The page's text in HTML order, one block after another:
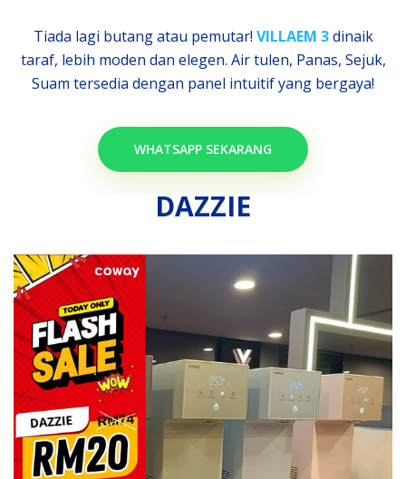
Tiada lagi butang atau pemutar! VILLAEM 3dinaik
taraf, lebih moden dan elegen. Air tulen, Panas, Sejuk,
Suam tersedia dengan panel intuitif yang bergaya!
WHATSAPP SEKARANG
DAZZIE